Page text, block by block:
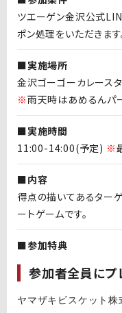
ツエーゲン金沢公式
ポン処理をいただきます
■実施場所
金沢ゴーゴーカレース
※雨天時はあめるんパ
■実施時間
11:00-14:00(予定) ※
■内容
得点の描いてあるター
ートゲームです。
■参加特典
参加者全員にプ
ヤマザキビスケット